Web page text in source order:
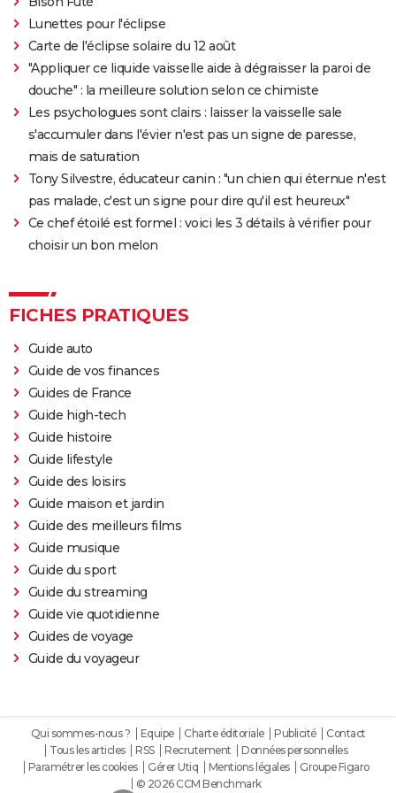
Thunderbolts* : le dernier film Marvel vaut-il le
coup ? Les critiques sont (presque) unanimes
Mad Max Fury Road : synopsis, casting, bande-
annonce, streaming, avis...
John Wick 4 : casting, avis, critiques, suite, séances,
streaming...
Black Panther 2 : de quoi est mort l'acteur Chadwick
Boseman ?
Furiosa : que vaut le prequel de "Mad Max Fury
Road" ? Notre critique
The Batman : intrigue, casting, avis, streaming,
Batman v Superman : le crossover de super-héros a-
t-il une suite ?
Morbius : y a-t-il une scène post-générique à la fin du
film ?
Spider-Man No Way Home : où voir le film en VOD
Les Éternels : que signifient les scènes post-
générique ? Explications
The Suicide Squad : synopsis, casting, bande-
annonce, seances, streaming...
Kingsman 3 : date, casting.... Ce que l'on sait sur le
film
Avengers 6 : date, personnages... Tout sur Secret
Wars
The Northman
Fantastic Four : privé de réalisateur, où en est le film
des Quatre Fantastiques ?
Lunettes pour l'éclipse
Carte de l'éclipse solaire du 12 août
"Appliquer ce liquide vaisselle aide à dégraisser la paroi de
douche" : la meilleure solution selon ce chimiste
Les psychologues sont clairs : laisser la vaisselle sale
s'accumuler dans l'évier n'est pas un signe de paresse,
mais de saturation
Tony Silvestre, éducateur canin : "un chien qui éternue n'est
pas malade, c'est un signe pour dire qu'il est heureux"
Ce chef étoilé est formel : voici les 3 détails à vérifier pour
choisir un bon melon
FICHES PRATIQUES
Guide auto
Guide de vos finances
Guides de France
Guide high-tech
Guide histoire
Guide lifestyle
Guide des loisirs
Guide maison et jardin
Guide des meilleurs films
Guide musique
Guide du sport
Guide du streaming
Guide vie quotidienne
Guides de voyage
Guide du voyageur
Qui sommes-nous ? Equipe Charte éditoriale Publicité
Contact
Tous les articles
RSS Recrutement
Données personnelles
Paramétrer les cookies
Gérer Utiq Mentions légales
Groupe Figaro
© 2026 CCM Benchmark